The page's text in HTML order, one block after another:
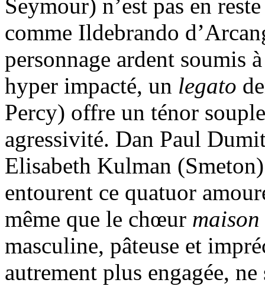
Seymour) n’est pas en
comme Ildebrando
personnage ardent soumis
hyper impacté, un legato
Percy) offre un ténor
agressivité. Dan Paul
Elisabeth Kulman
entourent ce quatuor
même que le chœur maison
masculine, pâteuse et
autrement plus engagée,